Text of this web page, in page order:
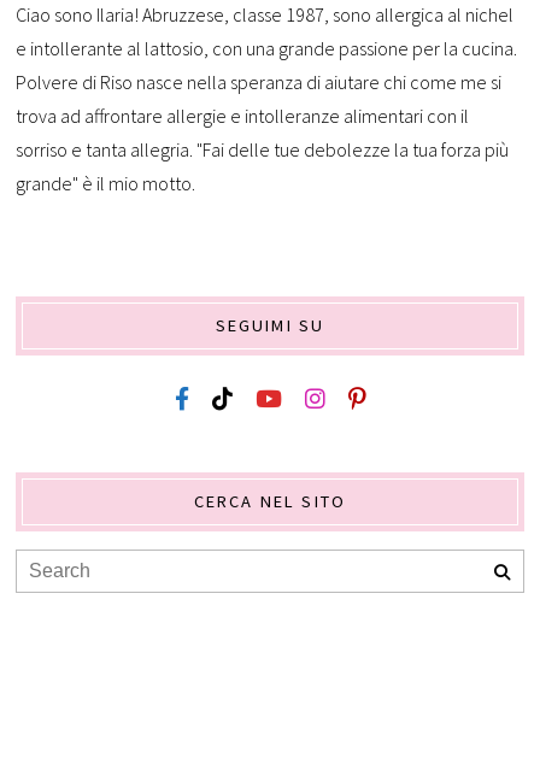
Ciao sono Ilaria! Abruzzese, classe 1987, sono allergica al nichel
e intollerante al lattosio, con una grande passione per la cucina.
Polvere di Riso nasce nella speranza di aiutare chi come me si
trova ad affrontare allergie e intolleranze alimentari con il
sorriso e tanta allegria. "Fai delle tue debolezze la tua forza più
grande" è il mio motto.
SEGUIMI SU
CERCA NEL SITO